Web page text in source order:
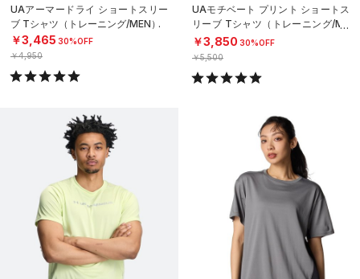
UAアーマードライ ショートスリー
ブ Tシャツ（トレーニング/MEN）
￥3,465 30%OFF
￥4,950
UAモチベート プリント ショートス
リーブ Tシャツ（トレーニング/ME
N）
￥3,850 30%OFF
￥5,500